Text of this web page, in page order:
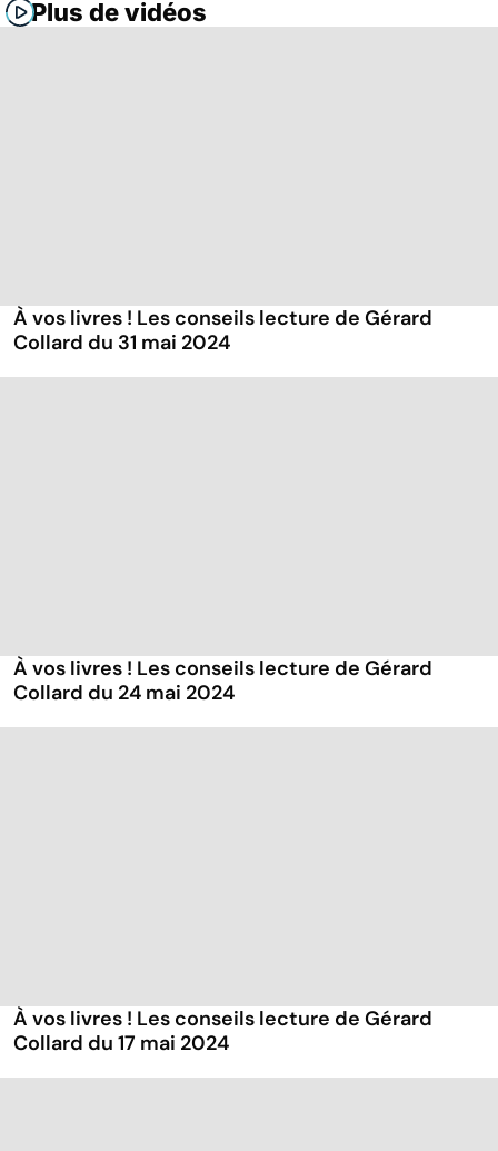
Plus de vidéos
À vos livres ! Les conseils lecture de Gérard
Collard du 31 mai 2024
À vos livres ! Les conseils lecture de Gérard
Collard du 24 mai 2024
À vos livres ! Les conseils lecture de Gérard
Collard du 17 mai 2024